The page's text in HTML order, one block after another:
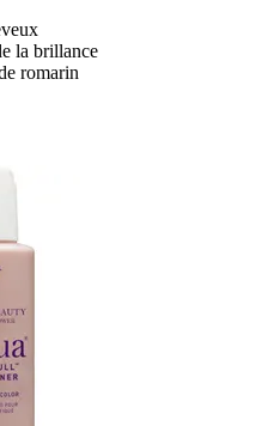
la brillance
romarin